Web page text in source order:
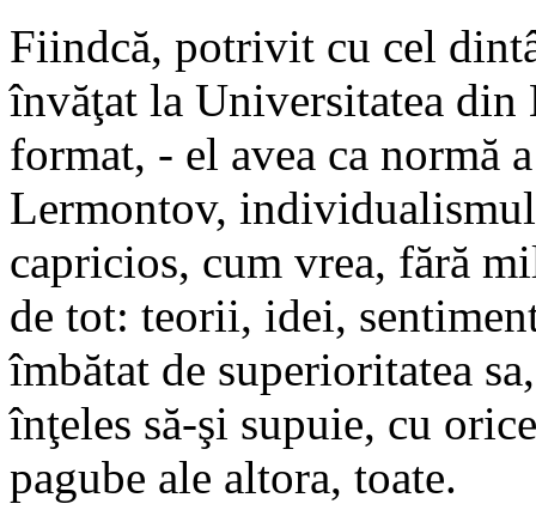
Fiindcă, potrivit cu cel
învăţat la Universitatea din
format, - el avea ca
Lermontov,
capricios, cum vrea, fără
de tot: teorii, idei,
îmbătat de superioritatea
înţeles să-şi supuie, cu
pagube ale altora, toate.